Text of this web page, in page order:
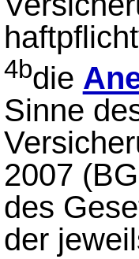
4bdie
Sinne
2007
des
der